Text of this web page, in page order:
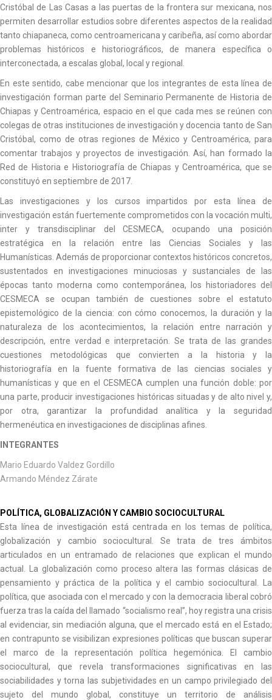
Cristóbal de Las Casas a las puertas de la frontera sur mexicana, nos
permiten desarrollar estudios sobre diferentes aspectos de la realidad
tanto chiapaneca, como centroamericana y caribeña, así como abordar
problemas históricos e historiográficos, de manera específica o
interconectada, a escalas global, local y regional.
En este sentido, cabe mencionar que los integrantes de esta línea de
investigación forman parte del Seminario Permanente de Historia de
Chiapas y Centroamérica, espacio en el que cada mes se reúnen con
colegas de otras instituciones de investigación y docencia tanto de San
Cristóbal, como de otras regiones de México y Centroamérica, para
comentar trabajos y proyectos de investigación. Así, han formado la
Red de Historia e Historiografía de Chiapas y Centroamérica, que se
constituyó en septiembre de 2017.
Las investigaciones y los cursos impartidos por esta línea de
investigación están fuertemente comprometidos con la vocación multi,
inter y transdisciplinar del CESMECA, ocupando una posición
estratégica en la relación entre las Ciencias Sociales y las
Humanísticas. Además de proporcionar contextos históricos concretos,
sustentados en investigaciones minuciosas y sustanciales de las
épocas tanto moderna como contemporánea, los historiadores del
CESMECA se ocupan también de cuestiones sobre el estatuto
epistemológico de la ciencia: con cómo conocemos, la duración y la
naturaleza de los acontecimientos, la relación entre narración y
descripción, entre verdad e interpretación. Se trata de las grandes
cuestiones metodológicas que convierten a la historia y la
historiografía en la fuente formativa de las ciencias sociales y
humanísticas y que en el CESMECA cumplen una función doble: por
una parte, producir investigaciones históricas situadas y de alto nivel y,
por otra, garantizar la profundidad analítica y la seguridad
hermenéutica en investigaciones de disciplinas afines.
INTEGRANTES
Mario Eduardo Valdez Gordillo
Armando Méndez Zárate
POLÍTICA, GLOBALIZACIÓN Y CAMBIO SOCIOCULTURAL
Esta línea de investigación está centrada en los temas de política,
globalización y cambio sociocultural. Se trata de tres ámbitos
articulados en un entramado de relaciones que explican el mundo
actual. La globalización como proceso altera las formas clásicas de
pensamiento y práctica de la política y el cambio sociocultural. La
política, que asociada con el mercado y con la democracia liberal cobró
fuerza tras la caída del llamado “socialismo real”, hoy registra una crisis
al evidenciar, sin mediación alguna, que el mercado está en el Estado;
en contrapunto se visibilizan expresiones políticas que buscan superar
el marco de la representación política hegemónica. El cambio
sociocultural, que revela transformaciones significativas en las
sociabilidades y torna las subjetividades en un campo privilegiado del
sujeto del mundo global, constituye un territorio de análisis